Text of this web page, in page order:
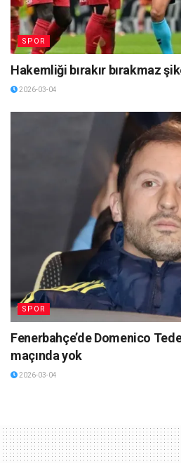
SPOR
Hakemliği bırakır bırakmaz
2026-03-04
SPOR
Fenerbahçe’de Domenico
maçında yok
2026-03-04